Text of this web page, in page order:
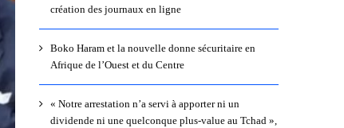
création des journaux en ligne
Boko Haram et la nouvelle donne sécuritaire en
Afrique de l’Ouest et du Centre
« Notre arrestation n’a servi à apporter ni un
dividende ni une quelconque plus-value au Tchad »,